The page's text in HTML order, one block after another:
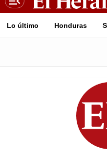
Lo último Honduras